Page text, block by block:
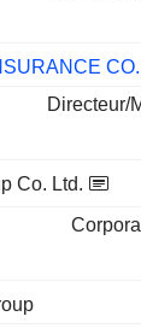
Directeur/
Co. Ltd.